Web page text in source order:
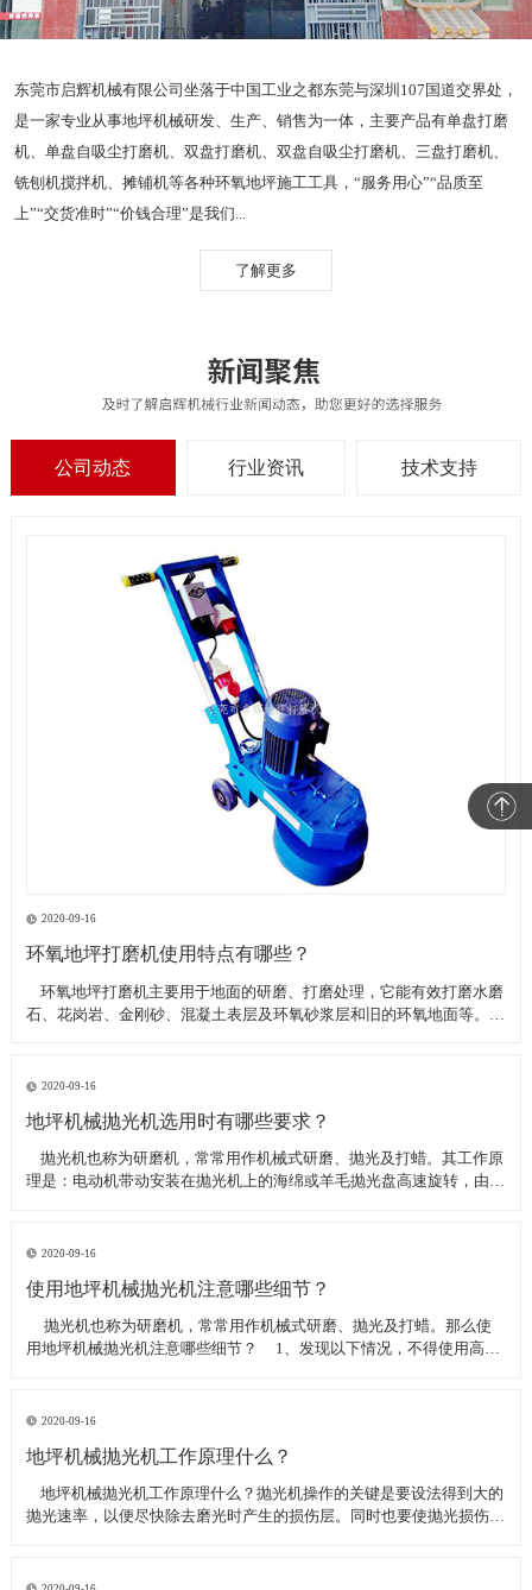
东莞市启辉机械有限公司坐落于中国工业之都东莞与深圳107国道交界处，
是一家专业从事地坪机械研发、生产、销售为一体，主要产品有单盘打磨
机、单盘自吸尘打磨机、双盘打磨机、双盘自吸尘打磨机、三盘打磨机、
铣刨机搅拌机、摊铺机等各种环氧地坪施工工具，“服务用心”“品质至
上”“交货准时”“价钱合理”是我们...
了解更多
公司动态 行业资讯 技术支持
2020-09-16
环氧地坪打磨机使用特点有哪些？
​ 环氧地坪打磨机主要用于地面的研磨、打磨处理，它能有效打磨水磨
石、花岗岩、金刚砂、混凝土表层及环氧砂浆层和旧的环氧地面等。具
地坪工程处理的必备设
2020-09-16
地坪机械抛光机选用时有哪些要求？
​ 抛光机也称为研磨机，常常用作机械式研磨、抛光及打蜡。其工作原
理是：电动机带动安装在抛光机上的海绵或羊毛抛光盘高速旋转，由于
求？
2020-09-16
使用地坪机械抛光机注意哪些细节？
​ 抛光机也称为研磨机，常常用作机械式研磨、抛光及打蜡。那么使
用地坪机械抛光机注意哪些细节？ 1、发现以下情况，不得使用高速
2020-09-16
地坪机械抛光机工作原理什么？
​ 地坪机械抛光机工作原理什么？抛光机操作的关键是要设法得到大的
抛光速率，以便尽快除去磨光时产生的损伤层。同时也要使抛光损伤层
较深；后者要求使用最细的